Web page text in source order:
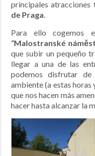
principales
de Praga.
Para ello cogemos
“Malostranské
que subir un pequeño
llegar a una de las
podemos disfrutar
ambiente (a estas horas
que nos hacen más
hacer hasta alcanzar la